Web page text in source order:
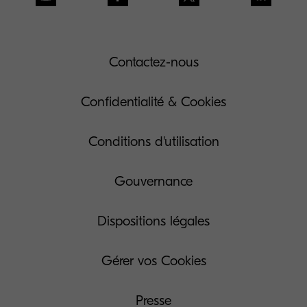
Contactez-nous
Confidentialité & Cookies
Conditions d'utilisation
Gouvernance
Dispositions légales
Gérer vos Cookies
Presse